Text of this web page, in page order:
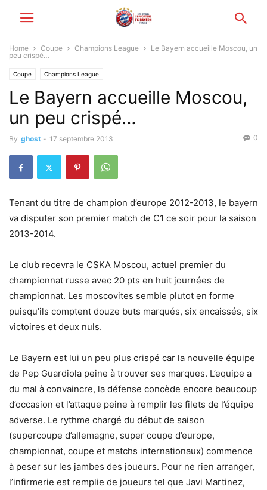
Home Coupe Champions League
Le Bayern accueille Moscou, un
peu crispé…
Coupe Champions League
Le Bayern accueille Moscou,
un peu crispé…
By ghost - 17 septembre 2013 0
Tenant du titre de champion d’europe 2012-2013, le bayern
va disputer son premier match de C1 ce soir pour la saison
2013-2014.
Le club recevra le CSKA Moscou, actuel premier du
championnat russe avec 20 pts en huit journées de
championnat. Les moscovites semble plutot en forme
puisqu’ils comptent douze buts marqués, six encaissés, six
victoires et deux nuls.
Le Bayern est lui un peu plus crispé car la nouvelle équipe
de Pep Guardiola peine à trouver ses marques. L’equipe a
du mal à convaincre, la défense concède encore beaucoup
d’occasion et l’attaque peine à remplir les filets de l’équipe
adverse. Le rythme chargé du début de saison
(supercoupe d’allemagne, super coupe d’europe,
championnat, coupe et matchs internationaux) commence
à peser sur les jambes des joueurs. Pour ne rien arranger,
l’infirmerie est remplie de joueurs tel que Javi Martinez,